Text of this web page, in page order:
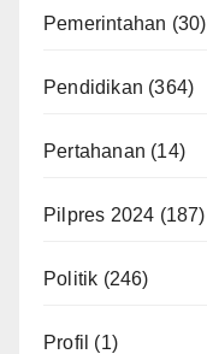
Pemerintahan (30)
Pendidikan (364)
Pertahanan (14)
Pilpres 2024 (187)
Politik (246)
Profil (1)